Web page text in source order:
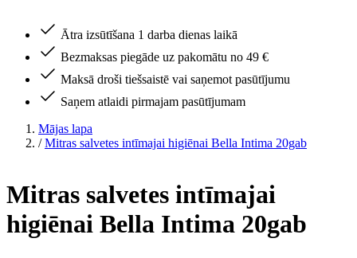
Ātra izsūtīšana 1 darba dienas laikā
Bezmaksas piegāde uz pakomātu no 49 €
Maksā droši tiešsaistē vai saņemot pasūtījumu
Saņem atlaidi pirmajam pasūtījumam
Mājas lapa
/ Mitras salvetes intīmajai higiēnai Bella Intima 20gab
Mitras salvetes intīmajai
higiēnai Bella Intima 20gab